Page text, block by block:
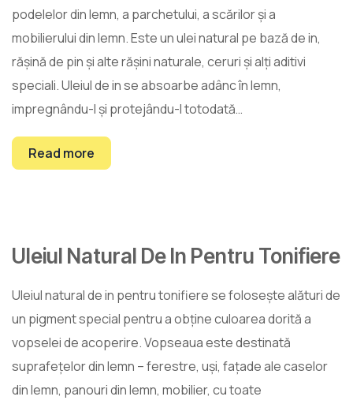
podelelor din lemn, a parchetului, a scărilor și a
mobilierului din lemn. Este un ulei natural pe bază de in,
rășină de pin și alte rășini naturale, ceruri și alți aditivi
speciali. Uleiul de in se absoarbe adânc în lemn,
impregnându-l și protejându-l totodată…
Read more
26
mart.
Uleiul Natural De In Pentru Tonifiere
Uleiul natural de in pentru tonifiere se folosește alături de
un pigment special pentru a obține culoarea dorită a
vopselei de acoperire. Vopseaua este destinată
suprafețelor din lemn – ferestre, uși, fațade ale caselor
din lemn, panouri din lemn, mobilier, cu toate